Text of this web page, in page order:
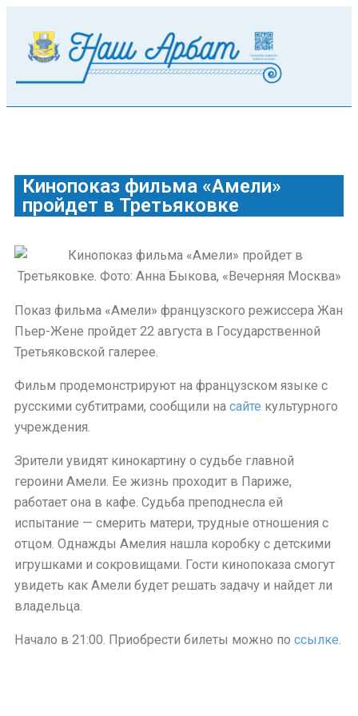
Кинопоказ фильма «Амели»
пройдет в Третьяковке
Показ фильма «Амели» французского режиссера Жан
Пьер-Жене пройдет 22 августа в Государственной
Третьяковской галерее.
Фильм продемонстрируют на французском языке с
русскими субтитрами, сообщили на сайте культурного
учреждения.
Зрители увидят кинокартину о судьбе главной
героини Амели. Ее жизнь проходит в Париже,
работает она в кафе. Судьба преподнесла ей
испытание — смерить матери, трудные отношения с
отцом. Однажды Амелия нашла коробку с детскими
игрушками и сокровищами. Гости кинопоказа смогут
увидеть как Амели будет решать задачу и найдет ли
владельца.
Начало в 21:00. Приобрести билеты можно по ссылке.